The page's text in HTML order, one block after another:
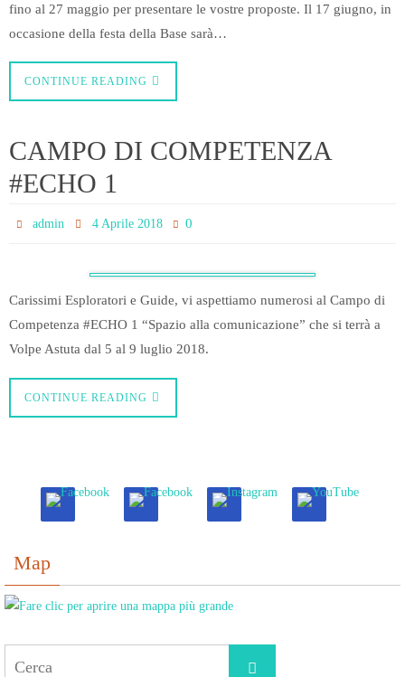
fino al 27 maggio per presentare le vostre proposte. Il 17 giugno, in
occasione della festa della Base sarà…
CONTINUE READING
CAMPO DI COMPETENZA
#ECHO 1
admin 4 Aprile 2018 0
Carissimi Esploratori e Guide, vi aspettiamo numerosi al Campo di
Competenza #ECHO 1 “Spazio alla comunicazione” che si terrà a
Volpe Astuta dal 5 al 9 luglio 2018.
CONTINUE READING
Map
Cerca